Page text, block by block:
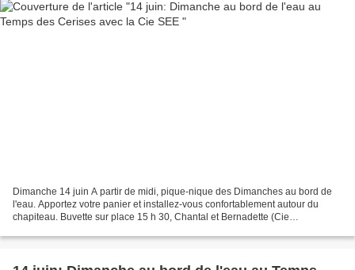
Dimanche 14 juin A partir de midi, pique-nique des Dimanches au bord de
l'eau. Apportez votre panier et installez-vous confortablement autour du
chapiteau. Buvette sur place 15 h 30, Chantal et Bernadette (Cie